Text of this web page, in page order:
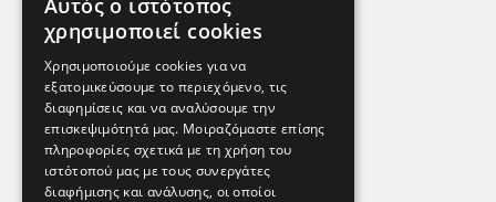
Χρήσιμα Τηλέφωνα
Εφημερεύοντα Φαρμακεία
Απόρρητο
Όροι Χρήσης
Αυτός ο ιστότοπος
χρησιμοποιεί cookies
Χρησιμοποιούμε cookies για να
εξατομικεύσουμε το περιεχόμενο, τις
διαφημίσεις και να αναλύσουμε την
επισκεψιμότητά μας. Μοιραζόμαστε επίσης
πληροφορίες σχετικά με τη χρήση του
ιστότοπού μας με τους συνεργάτες
διαφήμισης και ανάλυσης, οι οποίοι